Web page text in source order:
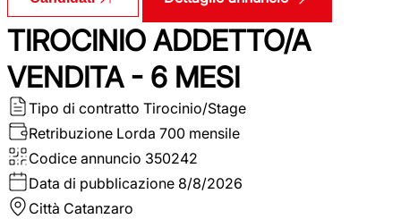
TIROCINIO ADDETTO/A
VENDITA - 6 MESI
Tipo di contratto Tirocinio/Stage
Retribuzione Lorda 700 mensile
Codice annuncio 350242
Data di pubblicazione 8/8/2026
Città Catanzaro